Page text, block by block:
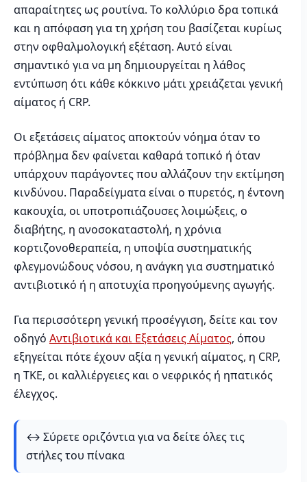
απαραίτητες ως ρουτίνα. Το κολλύριο δρα τοπικά
και η απόφαση για τη χρήση του βασίζεται κυρίως
στην οφθαλμολογική εξέταση. Αυτό είναι
σημαντικό για να μη δημιουργείται η λάθος
εντύπωση ότι κάθε κόκκινο μάτι χρειάζεται γενική
αίματος ή CRP.
Οι εξετάσεις αίματος αποκτούν νόημα όταν το
πρόβλημα δεν φαίνεται καθαρά τοπικό ή όταν
υπάρχουν παράγοντες που αλλάζουν την εκτίμηση
κινδύνου. Παραδείγματα είναι ο πυρετός, η έντονη
κακουχία, οι υποτροπιάζουσες λοιμώξεις, ο
διαβήτης, η ανοσοκαταστολή, η χρόνια
κορτιζονοθεραπεία, η υποψία συστηματικής
φλεγμονώδους νόσου, η ανάγκη για συστηματικό
αντιβιοτικό ή η αποτυχία προηγούμενης αγωγής.
Για περισσότερη γενική προσέγγιση, δείτε και τον
οδηγό Αντιβιοτικά και Εξετάσεις Αίματος, όπου
εξηγείται πότε έχουν αξία η γενική αίματος, η CRP,
η ΤΚΕ, οι καλλιέργειες και ο νεφρικός ή ηπατικός
έλεγχος.
↔️ Σύρετε οριζόντια για να δείτε όλες τις
στήλες του πίνακα